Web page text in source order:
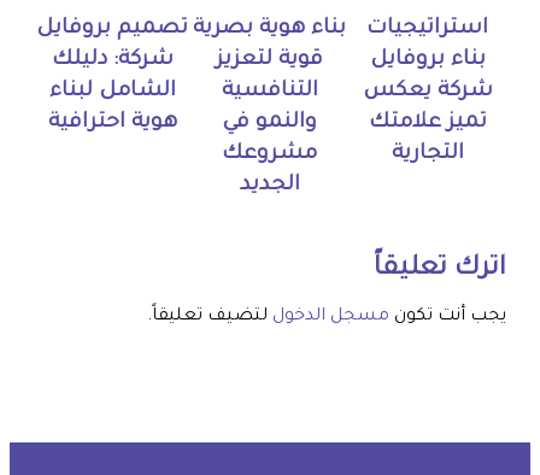
استراتيجيات
بناء بروفايل
شركة يعكس
تميز علامتك
التجارية
بناء هوية بصرية
قوية لتعزيز
التنافسية
والنمو في
مشروعك
الجديد
تصميم بروفايل
شركة: دليلك
الشامل لبناء
هوية احترافية
اترك تعليقاً
يجب أنت تكون مسجل الدخول لتضيف تعليقاً.